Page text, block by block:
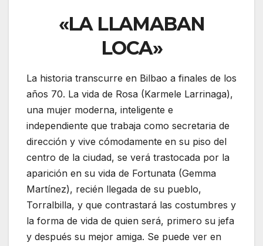
«LA LLAMABAN
LOCA»
La historia transcurre en Bilbao a finales de los
años 70. La vida de Rosa (Karmele Larrinaga),
una mujer moderna, inteligente e
independiente que trabaja como secretaria de
dirección y vive cómodamente en su piso del
centro de la ciudad, se verá trastocada por la
aparición en su vida de Fortunata (Gemma
Martínez), recién llegada de su pueblo,
Torralbilla, y que contrastará las costumbres y
la forma de vida de quien será, primero su jefa
y después su mejor amiga. Se puede ver en